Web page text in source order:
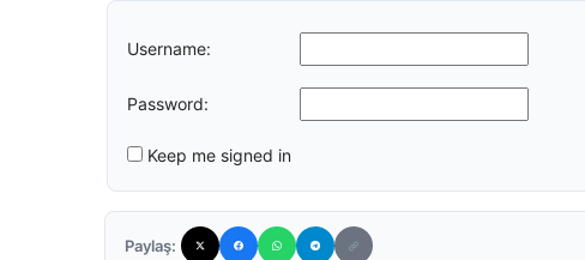
Username:
Password:
Keep me signed in
Paylaş: